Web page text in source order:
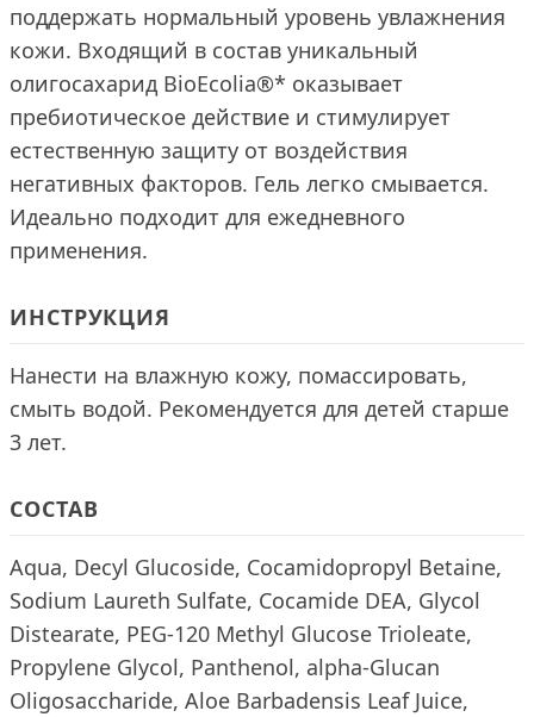
поддержать нормальный уровень увлажнения
кожи. Входящий в состав уникальный
олигосахарид BioEcolia®* оказывает
пребиотическое действие и стимулирует
естественную защиту от воздействия
негативных факторов. Гель легко смывается.
Идеально подходит для ежедневного
применения.
ИНСТРУКЦИЯ
Нанести на влажную кожу, помассировать,
смыть водой. Рекомендуется для детей старше
3 лет.
СОСТАВ
Aqua, Decyl Glucoside, Cocamidopropyl Betaine,
Sodium Laureth Sulfate, Cocamide DEA, Glycol
Distearate, PEG-120 Methyl Glucose Trioleate,
Propylene Glycol, Panthenol, alpha-Glucan
Oligosaccharide, Aloe Barbadensis Leaf Juice,